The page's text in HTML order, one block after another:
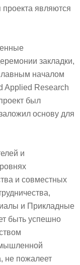
являются
закладки,
началом
Applied Research
был
основу для
и
и совместных
и Прикладные
быть успешно
не пожалеет